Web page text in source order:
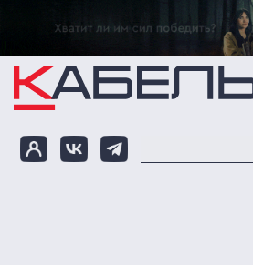
Перейти к основному содержанию